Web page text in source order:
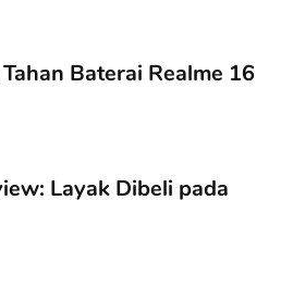
Baterai Realme 16
Layak Dibeli pada